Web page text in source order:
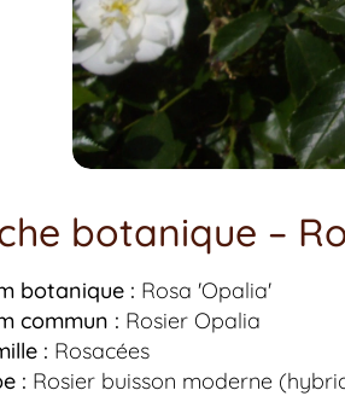
botanique –
botanique : Rosa 'Opalia'
commun : Rosier Opalia
: Rosacées
: Rosier buisson moderne